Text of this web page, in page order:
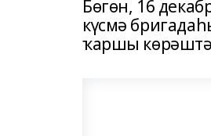
Бөгөн, 16
күсмә
ҡаршы көрәштә